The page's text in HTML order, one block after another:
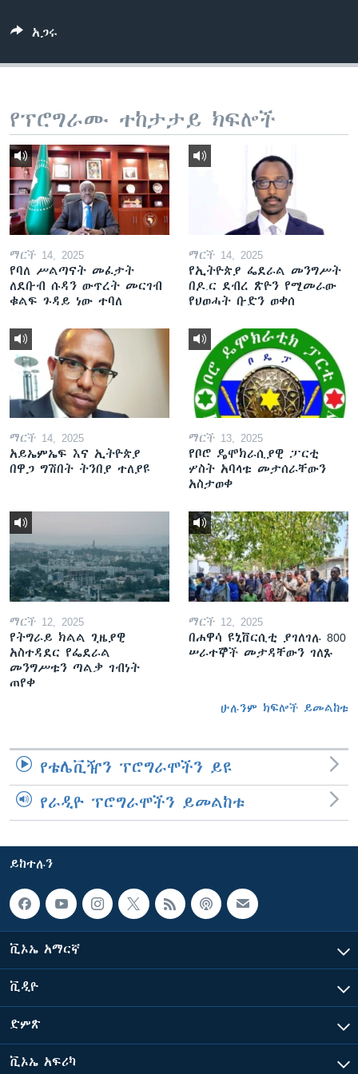
አጋሩ
የፕሮግራሙ ተከታታይ ክፍሎች
ማርች 14, 2025
የባለ ሥልጣናት መፈታት
ለደቡብ ሱዳን ውጥረት መርገብ
ቁልፍ ጉዳይ ነው ተባለ
ማርች 14, 2025
የኢትዮጵያ ፌደራል መንግሥት
በዶ.ር ደብረ ጽዮን የሚመራው
የህወሓት ቡድን ወቀሰ
ማርች 14, 2025
አይኤምኤፍ እና ኢትዮጵያ
በዋጋ ግሽበት ትንበያ ተለያዩ
ማርች 13, 2025
የቦሮ ዴሞክራሲያዊ ፓርቲ
ሦስት አባላቱ መታሰራቸውን
አስታወቀ
ማርች 12, 2025
የትግራይ ክልል ጊዜያዊ
አስተዳደር የፌደራል
መንግሥቱን ጣልቃ ገብነት
ጠየቀ
ማርች 12, 2025
በሐዋሳ ዩኒቨርሲቲ ያገለገሉ 800
ሠራተኞች መታዳቸውን ገለጹ
ሁሉንም ክፍሎች ይመልከቱ
የቴሌቪዥን ፕሮግራሞችን ይዩ
የራዲዮ ፕሮግራሞችን ይመልከቱ
ይከተሉን
ቪኦኤ አማርኛ
ቪዲዮ
ድምጽ
ቪኦኤ አፍሪካ